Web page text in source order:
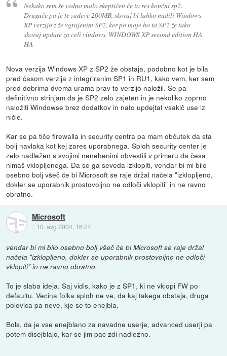
Nekako sem še vedno malo skeptičen če to res končni sp2.
Drugače pa je te zadeve 200MB, skoraj bi lahko nudili Windows
XP verzijo z že vgrajenim SP2, ker po moje bo ta SP2 že tako
skoraj update za celi vindows. WINDOWS XP second edition HA
HA
Nova verzija Windows XP z SP2 že obstaja, podobno kot je bila
pred časom verzija z integriranim SP1 in RU1, kako vem, ker sem
pred dobrima dvema urama prav to verzijo naložil. Se pa
definitivno strinjam da je SP2 zelo zajeten in je nekoliko zoprno
naložiti Windowse brez dodatkov in nato updejtat vsakič use iz
ničle.
Kar se pa tiče firewalla in security centra pa mam občutek da sta
bolj navlaka kot kej zares uporabnega. Sploh security center je
zelo nadležen s svojimi nenehenimi obvestili v primeru da česa
nimaš vklopljenega. Da se ga seveda izklopiti, vendar bi mi bilo
osebno bolj všeč če bi Microsoft se raje držal načela "izklopljeno,
dokler se uporabnik prostovoljno ne odloči vklopiti" in ne ravno
obratno.
Microsoft
:: 10. avg 2004, 16:24
vendar bi mi bilo osebno bolj všeč če bi Microsoft se raje držal
načela "izklopljeno, dokler se uporabnik prostovoljno ne odloči
vklopiti" in ne ravno obratno.
To je slaba ideja. Saj vidis, kako je z SP1, ki ne vklopi FW po
defaultu. Vecina folka sploh ne ve, da kaj takega obstaja, druga
polovica pa neve, kje se to enejbla.
Bols, da je vse enejblano za navadne userje, advanced userji pa
potem disejblajo, kar se jim pac zdi nadlezno.